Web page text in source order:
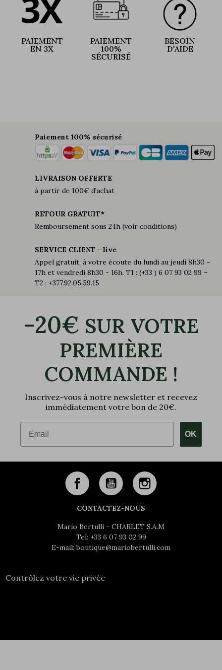
PAIEMENT
EN 3X
PAIEMENT
100%
SÉCURISÉ
BESOIN
D'AIDE
Paiement 100% sécurisé
LIVRAISON OFFERTE
à partir de 100€ d'achat
RETOUR GRATUIT*
Remboursement sous 24h (voir conditions)
SERVICE CLIENT - live
Appel gratuit, à votre écoute du lundi au jeudi 8h30 -
17h et vendredi 8h30 - 16h. T1 : (+33 ) 6 07 93 02 99 –
T2 : +377.92.05.59.15
-20€ SUR VOTRE
PREMIÈRE
COMMANDE !
Inscrivez-vous à notre newsletter et recevez
immédiatement votre bon de 20€.
Email
OK
CONTACTEZ-NOUS
Mario Bertulli - CHARLET S.A.M
Tel: +33 6 07 93 02 99
E-mail: boutique@mariobertulli.com
Contrôlez votre vie privée